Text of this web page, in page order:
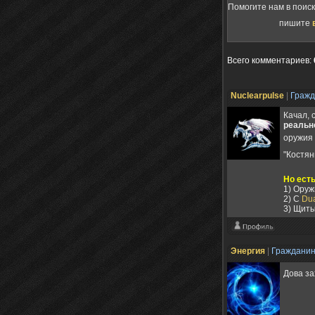
Помогите нам в
пишите
Всего комментариев:
Nuclearpulse
Качал,
Но
1)
2) С
3) Щиты
Энергия
Дова